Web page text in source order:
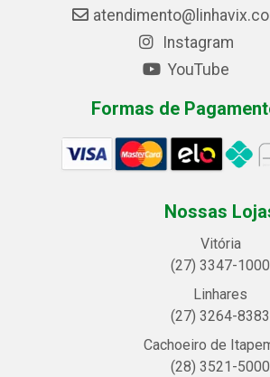
Instagram
YouTube
Formas de
Nossas
Vitória
(27) 3347-1000
Linhares
(27) 3264-8383
Cachoeiro de
(28) 3521-5000